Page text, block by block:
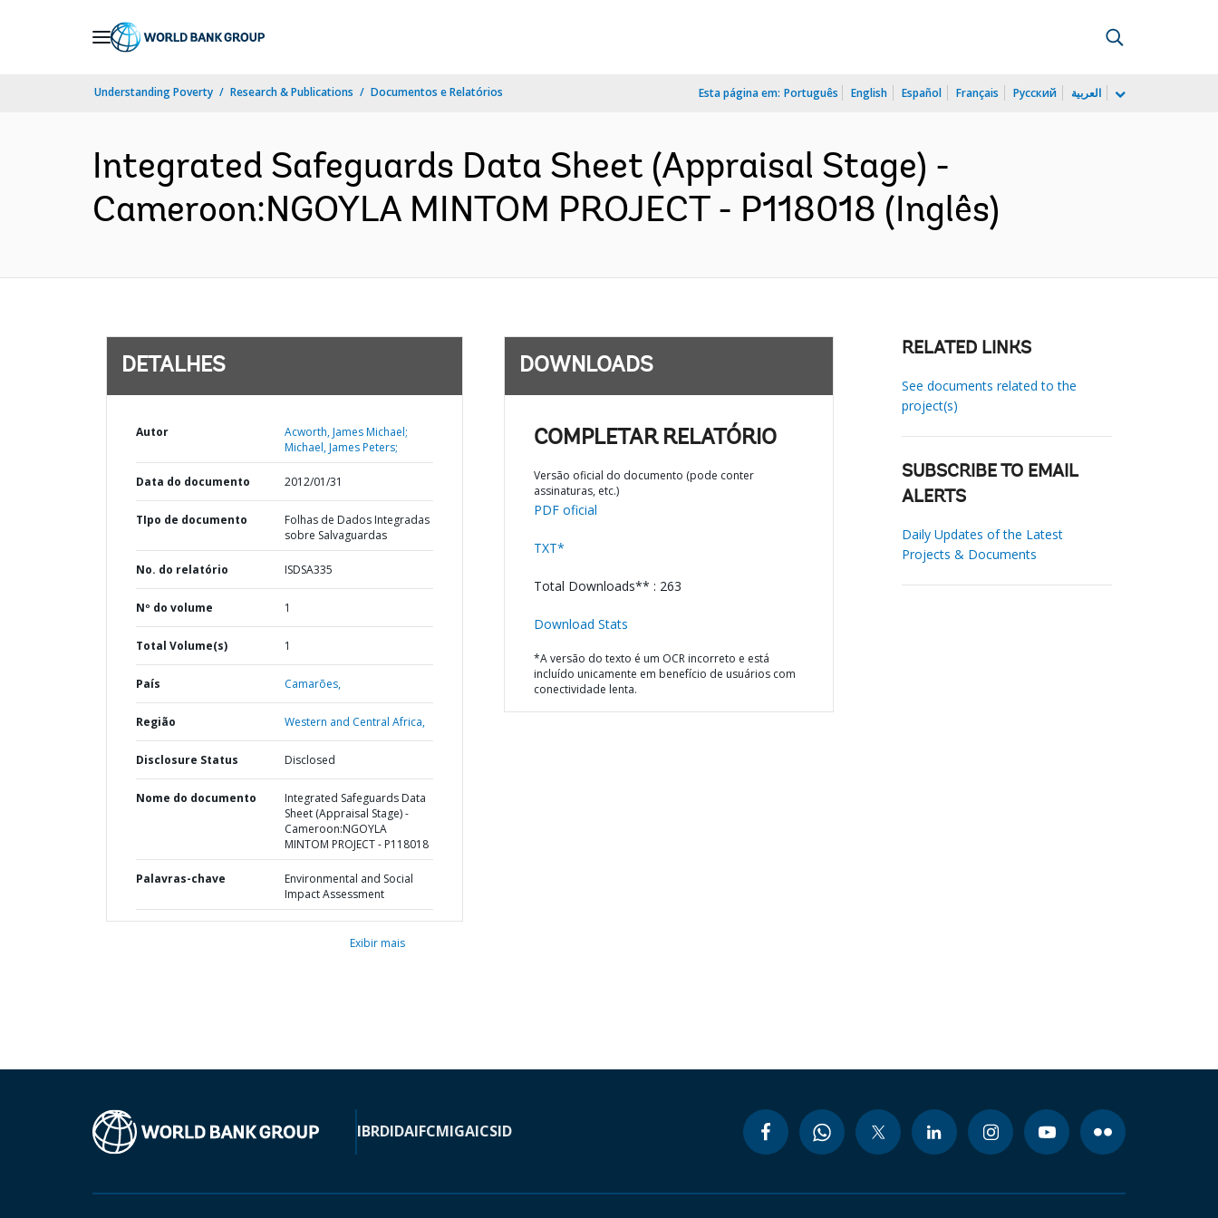
Understanding Poverty Research & Publications Documentos e Relatórios Esta página em: Português English Español Français Русский العربية
Integrated Safeguards Data Sheet (Appraisal Stage) -
Cameroon:NGOYLA MINTOM PROJECT - P118018 (Inglês)
DETALHES
Autor
Acworth, James Michael;
Michael, James Peters;
Data do documento 2012/01/31
TIpo de documento
Folhas de Dados Integradas
sobre Salvaguardas
No. do relatório ISDSA335
Nº do volume 1
Total Volume(s) 1
País Camarões,
Região Western and Central Africa,
Disclosure Status Disclosed
Nome do documento
Integrated Safeguards Data
Sheet (Appraisal Stage) -
Cameroon:NGOYLA
MINTOM PROJECT - P118018
Palavras-chave
Environmental and Social
Impact Assessment
Exibir mais
DOWNLOADS
COMPLETAR RELATÓRIO
Versão oficial do documento (pode conter
assinaturas, etc.)
PDF oficial
TXT*
Total Downloads** : 263
Download Stats
*A versão do texto é um OCR incorreto e está
incluído unicamente em benefício de usuários com
conectividade lenta.
RELATED LINKS
See documents related to the
project(s)
SUBSCRIBE TO EMAIL
ALERTS
Daily Updates of the Latest
Projects & Documents
IBRDIDAIFCMIGAICSID